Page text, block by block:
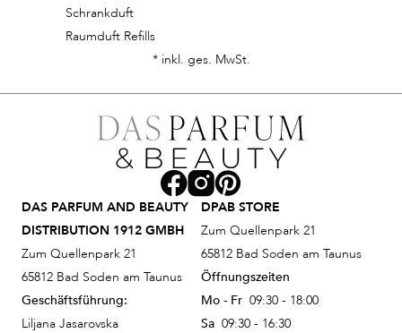
Schrankduft
Raumduft Refills
* inkl. ges. MwSt.
DAS PARFUM AND BEAUTY
DISTRIBUTION 1912 GMBH
Zum Quellenpark 21
65812 Bad Soden am Taunus
Geschäftsführung:
Liljana Jasarovska
DPAB STORE
Zum Quellenpark 21
65812 Bad Soden am Taunus
Öffnungszeiten
Mo - Fr 09:30 - 18:00
Sa 09:30 - 16:30